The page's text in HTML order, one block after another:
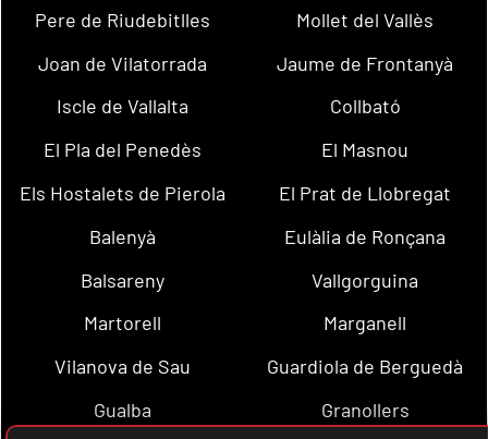
Pere de Riudebitlles
Mollet del Vallès
Joan de Vilatorrada
Jaume de Frontanyà
Iscle de Vallalta
Collbató
El Pla del Penedès
El Masnou
Els Hostalets de Pierola
El Prat de Llobregat
Balenyà
Eulàlia de Ronçana
Balsareny
Vallgorguina
Martorell
Marganell
Vilanova de Sau
Guardiola de Berguedà
Gualba
Granollers